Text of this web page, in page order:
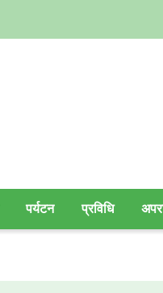
पर्यटन प्रविधि